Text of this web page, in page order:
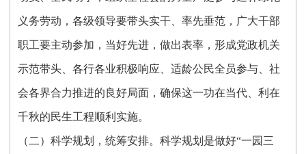
义务劳动，各级领导要带头实干、率先垂范，广大干部
职工要主动参加，当好先进，做出表率，形成党政机关
示范带头、各行各业积极响应、适龄公民全员参与、社
会各界合力推进的良好局面，确保这一功在当代、利在
千秋的民生工程顺利实施。
（二）科学规划，统筹安排。科学规划是做好“一园三